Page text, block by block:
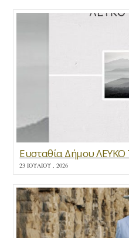
Ευσταθία Δήμου ΛΕΥΚΟ
23 ΙΟΥΛΊΟΥ , 2026